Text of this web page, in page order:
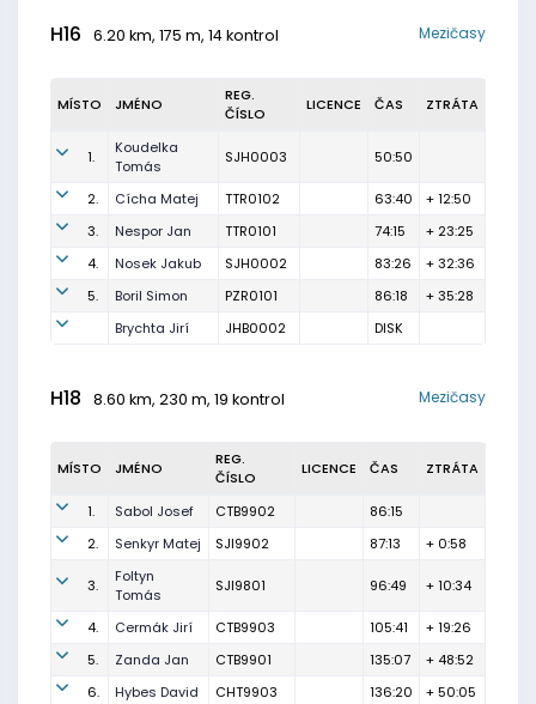
H16 6.20 km, 175 m, 14 kontrol Mezičasy
MÍSTO JMÉNO
REG.
ČÍSLO
LICENCE ČAS ZTRÁTA
1.
Koudelka
Tomás
SJH0003 50:50
2. Cícha Matej TTR0102 63:40
+ 12:50
3.
Nespor Jan TTR0101 74:15
+ 23:25
4.
Nosek Jakub SJH0002 83:26
+ 32:36
5.
Boril Simon PZR0101 86:18
+ 35:28
Brychta Jirí
JHB0002 DISK
H18 8.60 km, 230 m, 19 kontrol Mezičasy
MÍSTO JMÉNO
REG.
ČÍSLO
LICENCE ČAS ZTRÁTA
1. Sabol Josef CTB9902
86:15
2.
Senkyr Matej SJI9902 87:13 + 0:58
3.
Foltyn
Tomás
SJI9801 96:49 + 10:34
4. Cermák Jirí CTB9903 105:41
+ 19:26
5.
Zanda Jan CTB9901 135:07
+ 48:52
6.
Hybes David CHT9903 136:20 + 50:05